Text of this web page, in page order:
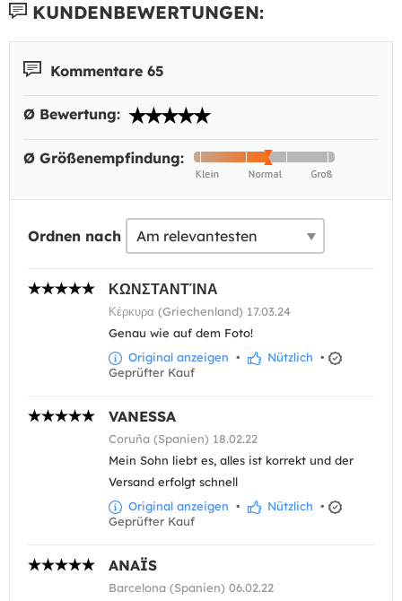
KUNDENBEWERTUNGEN:
Kommentare 65
Ø Bewertung:
Ø Größenempfindung:
Ordnen nach
ΚΩΝΣΤΑΝΤΊΝΑ
Κέρκυρα (Griechenland) 17.03.24
Genau wie auf dem Foto!
Original anzeigen • Nützlich •
Geprüfter Kauf
VANESSA
Coruña (Spanien) 18.02.22
Mein Sohn liebt es, alles ist korrekt und der
Versand erfolgt schnell
Original anzeigen • Nützlich •
Geprüfter Kauf
ANAÏS
Barcelona (Spanien) 06.02.22